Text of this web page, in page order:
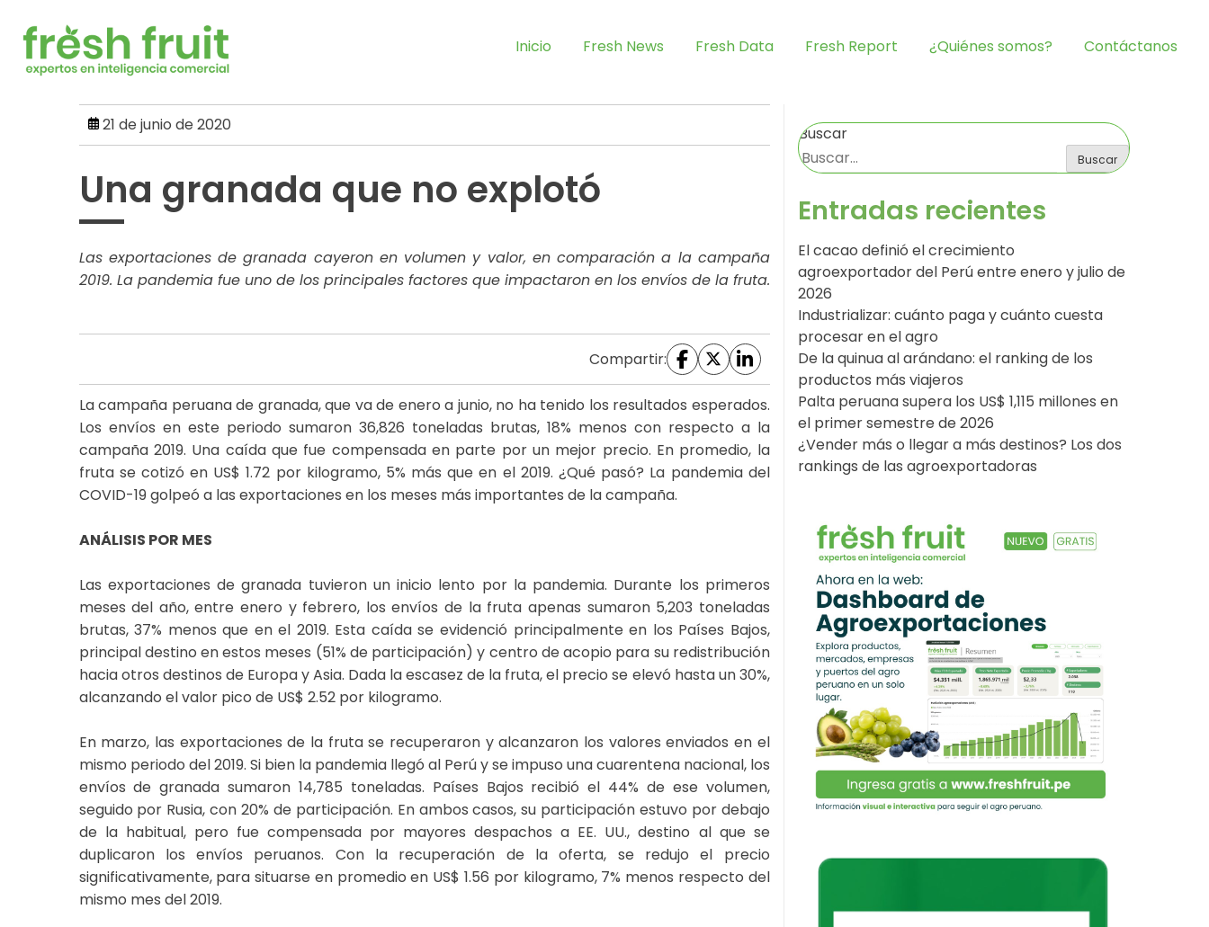
content
Inicio Fresh News Fresh Data Fresh Report ¿Quiénes somos? Contáctanos
21 de junio de 2020
Una granada que no explotó
Las exportaciones de granada cayeron en volumen y valor, en comparación a la campaña
2019. La pandemia fue uno de los principales factores que impactaron en los envíos de la fruta.
Compartir:
La campaña peruana de granada, que va de enero a junio, no ha tenido los resultados esperados.
Los envíos en este periodo sumaron 36,826 toneladas brutas, 18% menos con respecto a la
campaña 2019. Una caída que fue compensada en parte por un mejor precio. En promedio, la
fruta se cotizó en US$ 1.72 por kilogramo, 5% más que en el 2019. ¿Qué pasó? La pandemia del
COVID-19 golpeó a las exportaciones en los meses más importantes de la campaña.
ANÁLISIS POR MES
Las exportaciones de granada tuvieron un inicio lento por la pandemia. Durante los primeros
meses del año, entre enero y febrero, los envíos de la fruta apenas sumaron 5,203 toneladas
brutas, 37% menos que en el 2019. Esta caída se evidenció principalmente en los Países Bajos,
principal destino en estos meses (51% de participación) y centro de acopio para su redistribución
hacia otros destinos de Europa y Asia. Dada la escasez de la fruta, el precio se elevó hasta un 30%,
alcanzando el valor pico de US$ 2.52 por kilogramo.
En marzo, las exportaciones de la fruta se recuperaron y alcanzaron los valores enviados en el
mismo periodo del 2019. Si bien la pandemia llegó al Perú y se impuso una cuarentena nacional, los
envíos de granada sumaron 14,785 toneladas. Países Bajos recibió el 44% de ese volumen,
seguido por Rusia, con 20% de participación. En ambos casos, su participación estuvo por debajo
de la habitual, pero fue compensada por mayores despachos a EE. UU., destino al que se
duplicaron los envíos peruanos. Con la recuperación de la oferta, se redujo el precio
significativamente, para situarse en promedio en US$ 1.56 por kilogramo, 7% menos respecto del
mismo mes del 2019.
Buscar
Buscar
Entradas recientes
El cacao definió el crecimiento
agroexportador del Perú entre enero y julio de
2026
Industrializar: cuánto paga y cuánto cuesta
procesar en el agro
De la quinua al arándano: el ranking de los
productos más viajeros
Palta peruana supera los US$ 1,115 millones en
el primer semestre de 2026
¿Vender más o llegar a más destinos? Los dos
rankings de las agroexportadoras